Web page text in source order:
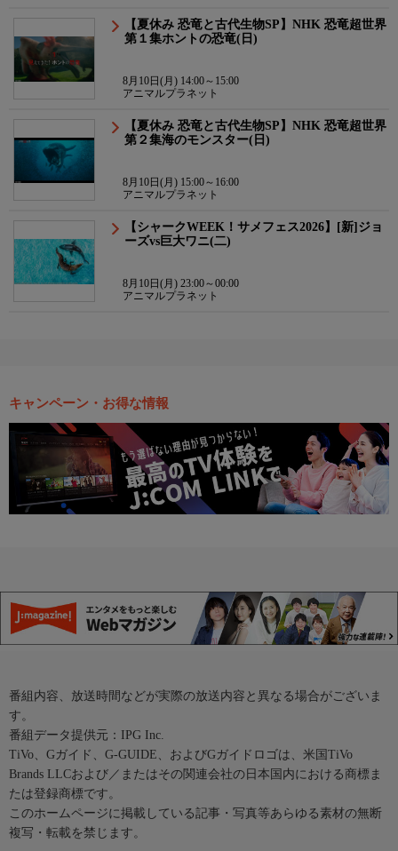
【夏休み 恐竜と古代生物SP】NHK 恐竜超世界
第１集ホントの恐竜(日)
8月10日(月) 14:00～15:00
アニマルプラネット
【夏休み 恐竜と古代生物SP】NHK 恐竜超世界
第２集海のモンスター(日)
8月10日(月) 15:00～16:00
アニマルプラネット
【シャークWEEK！サメフェス2026】[新]ジョ
ーズvs巨大ワニ(二)
8月10日(月) 23:00～00:00
アニマルプラネット
キャンペーン・お得な情報
番組内容、放送時間などが実際の放送内容と異なる場合がございま
す。
番組データ提供元：IPG Inc.
TiVo、Gガイド、G-GUIDE、およびGガイドロゴは、米国TiVo
Brands LLCおよび／またはその関連会社の日本国内における商標ま
たは登録商標です。
このホームページに掲載している記事・写真等あらゆる素材の無断
複写・転載を禁じます。